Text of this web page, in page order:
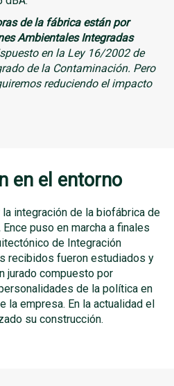
de la fábrica están por
Ambientales Integradas
en la Ley 16/2002 de
de la Contaminación. Pero
reduciendo el impacto
en el entorno
integración de la biofábrica de
puso en marcha a finales
de Integración
recibidos fueron estudiados y
jurado compuesto por
de la política en
la empresa. En la actualidad el
su construcción.